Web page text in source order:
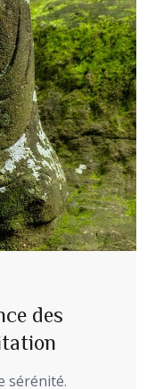
des
sérénité.